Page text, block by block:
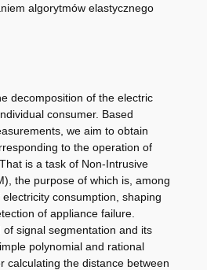
algorytmów elastycznego
decomposition of the electric
consumer. Based
we aim to obtain
to the operation of
is a task of Non-Intrusive
the purpose of which is, among
consumption, shaping
of appliance failure.
signal segmentation and its
polynomial and rational
calculating the distance between